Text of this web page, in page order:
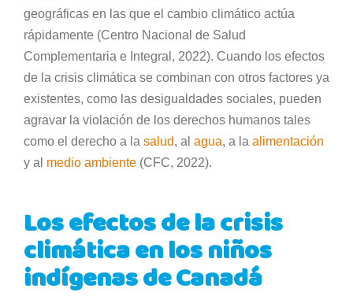
geográficas en las que el cambio climático actúa
rápidamente (Centro Nacional de Salud
Complementaria e Integral, 2022). Cuando los efectos
de la crisis climática se combinan con otros factores ya
existentes, como las desigualdades sociales, pueden
agravar la violación de los derechos humanos tales
como el derecho a la salud, al agua, a la alimentación
y al medio ambiente (CFC, 2022).
Los efectos de la crisis
climática en los niños
indígenas de Canadá